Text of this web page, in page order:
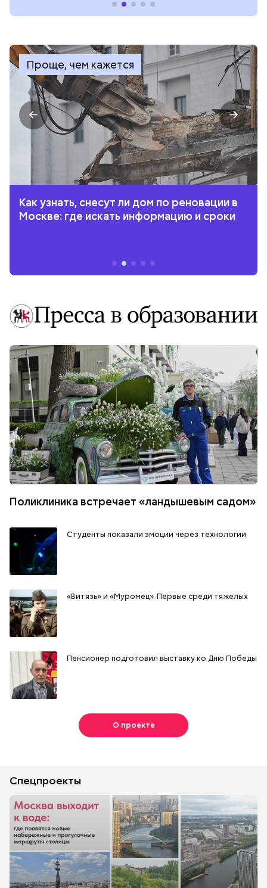
Проще, чем кажется
Как узнать, снесут ли дом по реновации в
Москве: где искать информацию и сроки
Поликлиника встречает «ландышевым садом»
Студенты показали эмоции через технологии
«Витязь» и «Муромец». Первые среди тяжелых
Пенсионер подготовил выставку ко Дню Победы
О проекте
Спецпроекты